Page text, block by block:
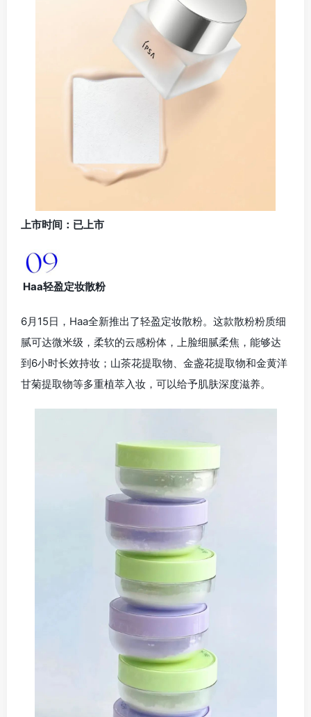
上市时间：已上市
Haa轻盈定妆散粉
6月15日，Haa全新推出了轻盈定妆散粉。这款散粉粉质细
腻可达微米级，柔软的云感粉体，上脸细腻柔焦，能够达
到6小时长效持妆；山茶花提取物、金盏花提取物和金黄洋
甘菊提取物等多重植萃入妆，可以给予肌肤深度滋养。